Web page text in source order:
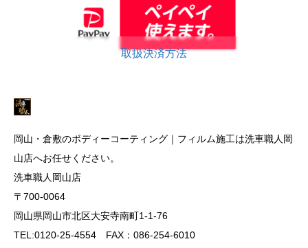
取扱決済方法
岡山・倉敷のボディーコーティング｜フィルム施工は洗車職人岡
山店へお任せください。
洗車職人岡山店
〒700-0064
岡山県岡山市北区大安寺南町1-1-76
TEL:0120-25-4554 FAX：086-254-6010